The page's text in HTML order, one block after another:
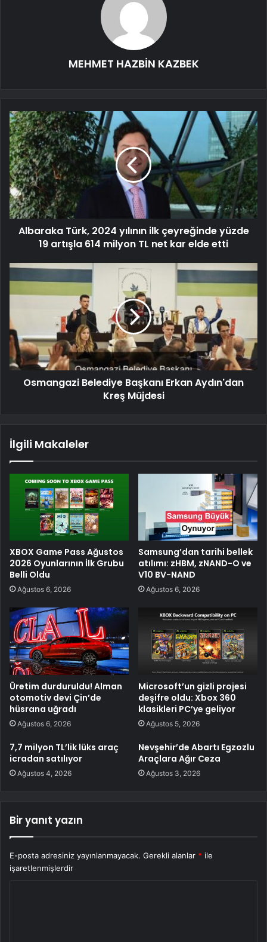
MEHMET HAZBİN KAZBEK
Albaraka Türk, 2024 yılının ilk çeyreğinde yüzde
19 artışla 614 milyon TL net kar elde etti
Osmangazi Belediye Başkanı Erkan Aydın'dan
Kreş Müjdesi
İlgili Makaleler
XBOX Game Pass Ağustos
2026 Oyunlarının İlk Grubu
Belli Oldu
Ağustos 6, 2026
Samsung’dan tarihi bellek
atılımı: zHBM, zNAND-O ve
V10 BV-NAND
Ağustos 6, 2026
Üretim durduruldu! Alman
otomotiv devi Çin’de
hüsrana uğradı
Ağustos 6, 2026
Microsoft’un gizli projesi
deşifre oldu: Xbox 360
klasikleri PC’ye geliyor
Ağustos 5, 2026
7,7 milyon TL’lik lüks araç
icradan satılıyor
Ağustos 4, 2026
Nevşehir’de Abartı Egzozlu
Araçlara Ağır Ceza
Ağustos 3, 2026
Bir yanıt yazın
E-posta adresiniz yayınlanmayacak. Gerekli alanlar * ile
işaretlenmişlerdir